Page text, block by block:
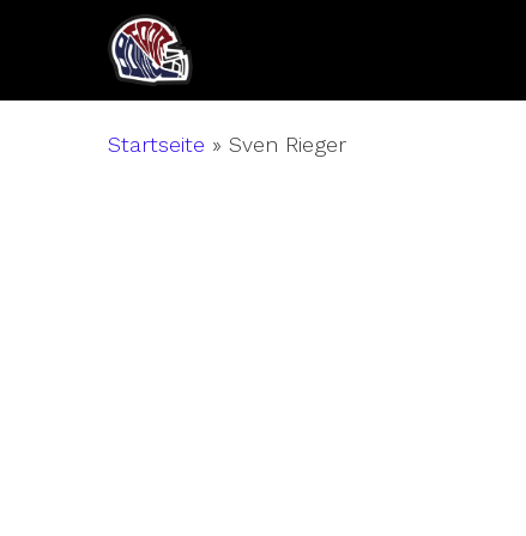
main
Startseite » Sven Rieger